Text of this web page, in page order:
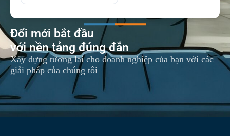
Đổi mới bắt đầu
với nền tảng đúng đắn
Xây dựng tương lai cho doanh nghiệp của bạn với các
giải pháp của chúng tôi